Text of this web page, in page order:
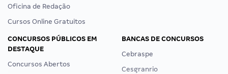
Oficina de Redação
Cursos Online Gratuitos
CONCURSOS PÚBLICOS EM
DESTAQUE
Concursos Abertos
BANCAS DE CONCURSOS
Cebraspe
Cesgranrio